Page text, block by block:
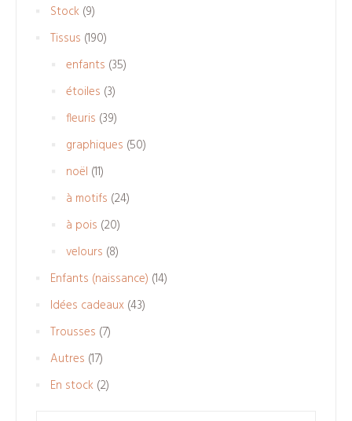
Stock 99
produits
Tissus 190190
produits
enfants 3535
étoiles 33
produits
fleuris 3939
produits
graphiques 5050
noël 1111
produits
à motifs 2424
à pois 2020
produits
velours 88
produits
Enfants (naissance) 1414
Idées cadeaux 4343
Trousses 77
Autres 1717
produits
En stock 22